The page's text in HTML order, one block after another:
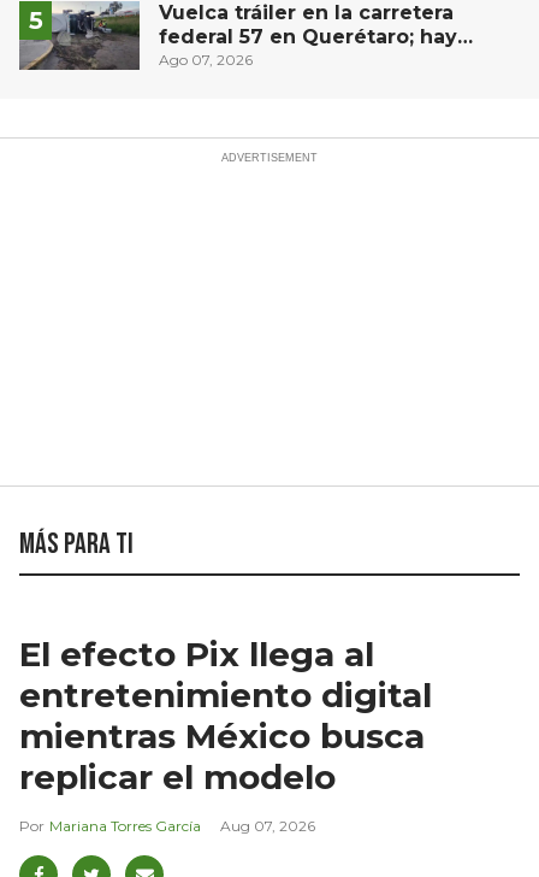
Vuelca tráiler en la carretera
federal 57 en Querétaro; hay
derrame de combustible
Ago 07, 2026
Más para ti
El efecto Pix llega al
entretenimiento digital
mientras México busca
replicar el modelo
Mariana Torres García Aug 07, 2026